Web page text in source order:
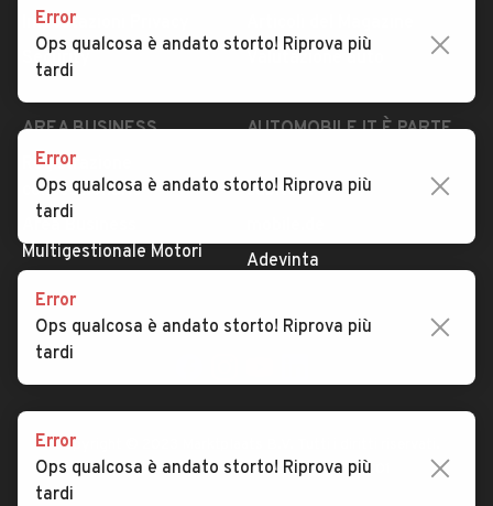
Impostazioni Privacy
Security
Valutazione auto
AREA BUSINESS
Registrazione
concessionario
Multigestionale Motori
AUTOMOBILE.IT È PARTE
subito.it
Adevinta
SEGUICI
Copyright © 2023 Marktplaats B.V. Tutti i diritti riservati.
Marktplaats B.V. - P.IVA 803.603.307.B.01
Error
Ops qualcosa è andato storto! Riprova più
tardi
Error
Ops qualcosa è andato storto! Riprova più
tardi
Error
Ops qualcosa è andato storto! Riprova più
tardi
Error
Ops qualcosa è andato storto! Riprova più
tardi